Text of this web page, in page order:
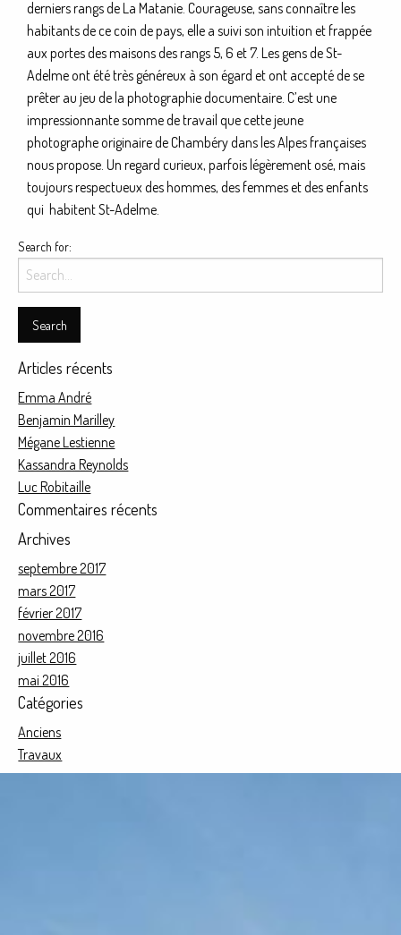
derniers rangs de La Matanie. Courageuse, sans connaître les
habitants de ce coin de pays, elle a suivi son intuition et frappée
aux portes des maisons des rangs 5, 6 et 7. Les gens de St-
Adelme ont été très généreux à son égard et ont accepté de se
prêter au jeu de la photographie documentaire. C’est une
impressionnante somme de travail que cette jeune
photographe originaire de Chambéry dans les Alpes françaises
nous propose. Un regard curieux, parfois légèrement osé, mais
toujours respectueux des hommes, des femmes et des enfants
qui habitent St-Adelme.
Search for:
Articles récents
Emma André
Benjamin Marilley
Mégane Lestienne
Kassandra Reynolds
Luc Robitaille
Commentaires récents
Archives
septembre 2017
mars 2017
février 2017
novembre 2016
juillet 2016
mai 2016
Catégories
Anciens
Travaux